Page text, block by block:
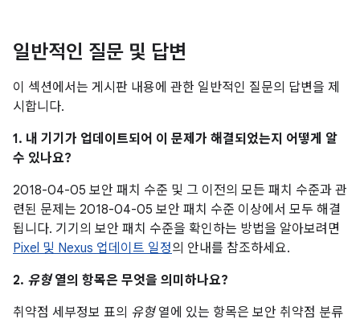
일반적인 질문 및 답변
이 섹션에서는 게시판 내용에 관한 일반적인 질문의 답변을 제
시합니다.
1. 내 기기가 업데이트되어 이 문제가 해결되었는지 어떻게 알
수 있나요?
2018-04-05 보안 패치 수준 및 그 이전의 모든 패치 수준과 관
련된 문제는 2018-04-05 보안 패치 수준 이상에서 모두 해결
됩니다. 기기의 보안 패치 수준을 확인하는 방법을 알아보려면
Pixel 및 Nexus 업데이트 일정의 안내를 참조하세요.
2. 유형열의 항목은 무엇을 의미하나요?
취약점 세부정보 표의 유형열에 있는 항목은 보안 취약점 분류